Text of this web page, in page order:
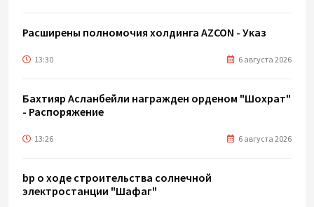
Расширены полномочия холдинга AZCON - Указ
13:30 6 августа 2026
Бахтияр Асланбейли награжден орденом "Шохрат"
- Распоряжение
13:26 6 августа 2026
bp о ходе строительства солнечной
электростанции "Шафаг"